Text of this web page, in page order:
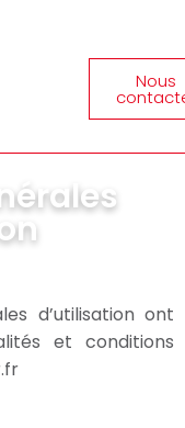
Nous
d’utilisation ont
et conditions